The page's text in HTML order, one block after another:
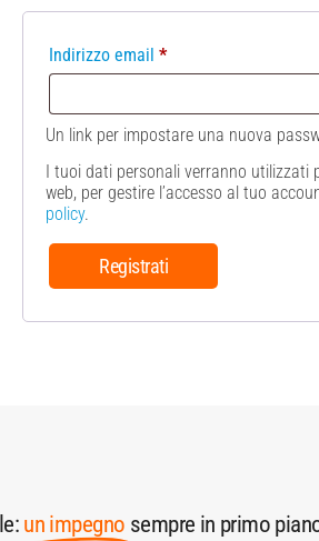
Indirizzo email *
Un link per impostare una nuova
I tuoi dati personali verranno utilizzati
web, per gestire l’accesso al tuo
policy.
Registrati
un impegno sempre in primo